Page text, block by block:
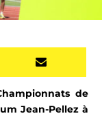
de
Jean-Pellez à